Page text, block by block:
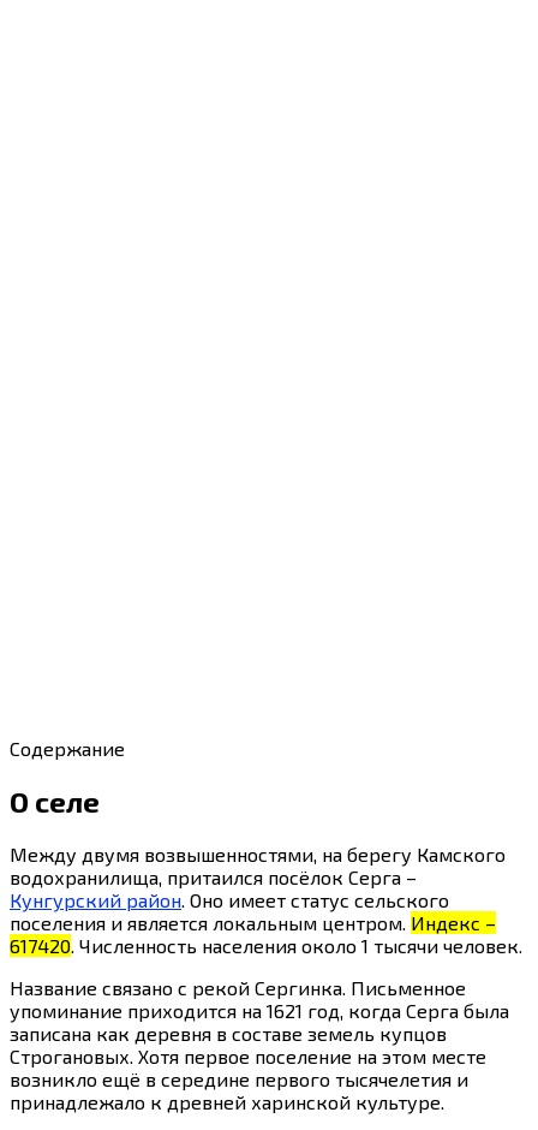
Содержание
О селе
Между двумя возвышенностями, на берегу Камского
водохранилища, притаился посёлок Серга –
Кунгурский район . Оно имеет статус сельского
поселения и является локальным центром. Индекс –
617420 . Численность населения около 1 тысячи человек.
Название связано с рекой Сергинка. Письменное
упоминание приходится на 1621 год, когда Серга была
записана как деревня в составе земель купцов
Строгановых. Хотя первое поселение на этом месте
возникло ещё в середине первого тысячелетия и
принадлежало к древней харинской культуре.